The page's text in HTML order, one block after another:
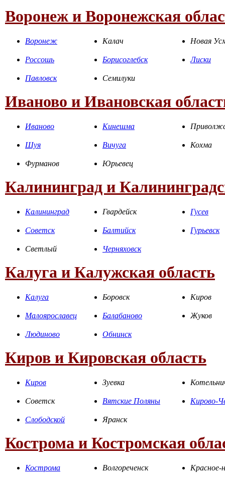
Воронеж и Воронежская
Воронеж Калач Новая
Россошь Борисоглебск Лиски
Павловск Семилуки
Иваново и Ивановская
Иваново Кинешма
Шуя Вичуга Кохма
Фурманов Юрьевец
Калининград и
Калининград Гвардейск Гусев
Советск Балтийск Гурьевск
Светлый Черняховск
Калуга и Калужская область
Калуга Боровск Киров
Малоярославец Балабаново Жуков
Людиново Обнинск
Киров и Кировская область
Киров Зуевка
Советск Вятские Поляны Кирово-
Слободской Яранск
Кострома и Костромская
Кострома Волгореченск Красное-